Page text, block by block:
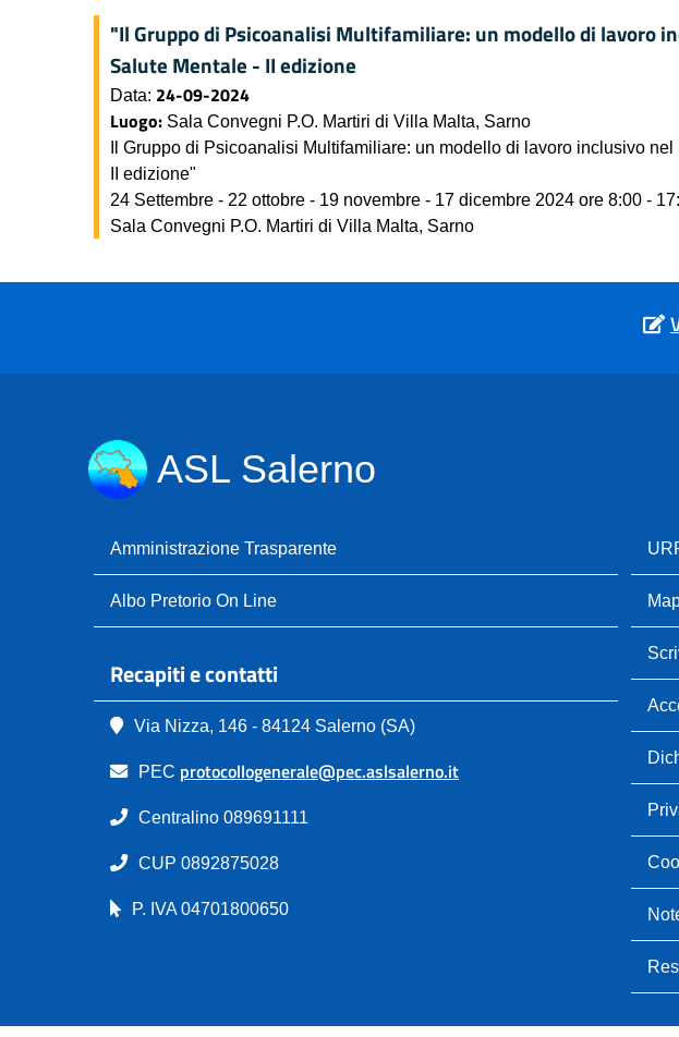
"Il Gruppo di Psicoanalisi Multifamiliare: un modello di lavoro
Salute Mentale - II edizione
Data: 24-09-2024
Luogo: Sala Convegni P.O. Martiri di Villa Malta, Sarno
Il Gruppo di Psicoanalisi Multifamiliare: un modello di lavoro inclusivo
II edizione"
24 Settembre - 22 ottobre - 19 novembre - 17 dicembre 2024 ore 8:00 -
Sala Convegni P.O. Martiri di Villa Malta, Sarno
ASL Salerno
Amministrazione Trasparente
Albo Pretorio On Line
Recapiti e contatti
Via Nizza, 146 - 84124 Salerno (SA)
PEC protocollogenerale@pec.aslsalerno.it
Centralino 089691111
CUP 0892875028
P. IVA 04701800650